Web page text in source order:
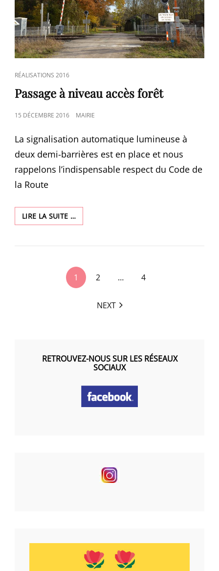
CAT
LINKS
RÉALISATIONS 2016
Passage à niveau accès forêt
POSTED
15 DÉCEMBRE 2016 MAIRIE
La signalisation automatique lumineuse à
deux demi-barrières est en place et nous
rappelons l’indispensable respect du Code de
la Route
LIRE LA SUITE …
À
ACCÈS
class="nav- 1 2 … 4
NEXT
RETROUVEZ-NOUS SUR LES RÉSEAUX
SOCIAUX